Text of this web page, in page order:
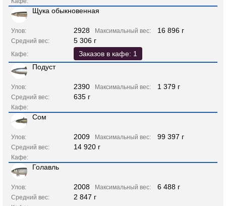
Щука обыкновенная
Улов: 2928 Максимальный вес: 16 896 г
Средний вес: 5 306 г
Кафе:
Заказов в кафе: 1
Подуст
Улов: 2390 Максимальный вес: 1 379 г
Средний вес: 635 г
Кафе:
Сом
Улов: 2009 Максимальный вес: 99 397 г
Средний вес: 14 920 г
Кафе:
Голавль
Улов: 2008 Максимальный вес: 6 488 г
Средний вес: 2 847 г